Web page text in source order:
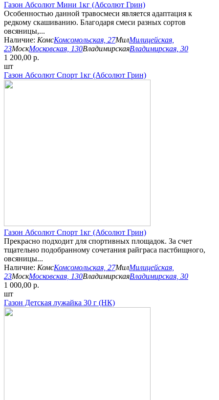
Газон Абсолют Мини 1кг (Абсолют Грин)
Особенностью данной травосмеси является адаптация к
редкому скашиванию. Благодаря смеси разных сортов
овсяницы,...
Наличие: КомсКомсомольская, 27МилМилицейская,
23МоскМосковская, 130ВладимирскаяВладимирская, 30
1 200,00 р.
шт
Газон Абсолют Спорт 1кг (Абсолют Грин)
Газон Абсолют Спорт 1кг (Абсолют Грин)
Прекрасно подходит для спортивных площадок. За счет
тщательно подобранному сочетания райграса пастбищного,
овсяницы...
Наличие: КомсКомсомольская, 27МилМилицейская,
23МоскМосковская, 130ВладимирскаяВладимирская, 30
1 000,00 р.
шт
Газон Детская лужайка 30 г (НК)